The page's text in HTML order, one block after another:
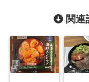
関連